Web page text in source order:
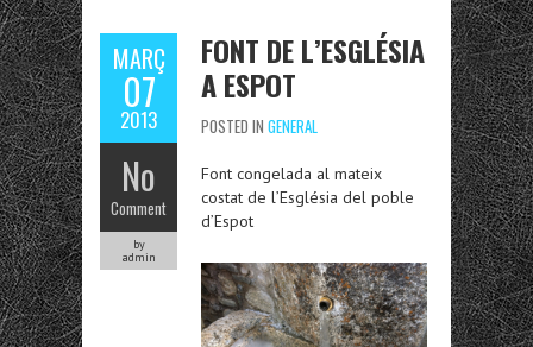
MARÇ
07
2013
No
Comment
by
admin
FONT DE L’ESGLÉSIA
A ESPOT
POSTED IN GENERAL
Font congelada al mateix
costat de l’Església del poble
d’Espot